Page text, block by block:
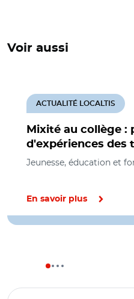
Voir aussi
Mixité au collège :
d'expériences des
ACTUALITÉ LOCALTIS
Jeunesse, éducation et
En savoir plus